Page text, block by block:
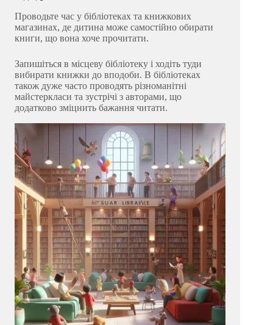
Проводьте час у бібліотеках та книжкових
магазинах, де дитина може самостійно обирати
книги, що вона хоче прочитати.
Запишіться в місцеву бібліотеку і ходіть туди
вибирати книжки до вподоби. В бібліотеках
також дуже часто проводять різноманітні
майстеркласи та зустрічі з авторами, що
додатково зміцнить бажання читати.